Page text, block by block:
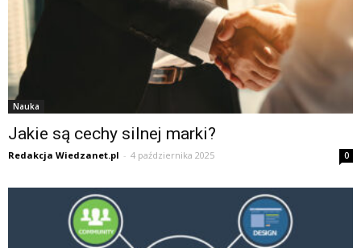
Nauka
Jakie są cechy silnej marki?
Redakcja Wiedzanet.pl - 4 października 2025 0